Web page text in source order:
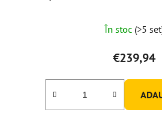
În stoc (>5
€239,94